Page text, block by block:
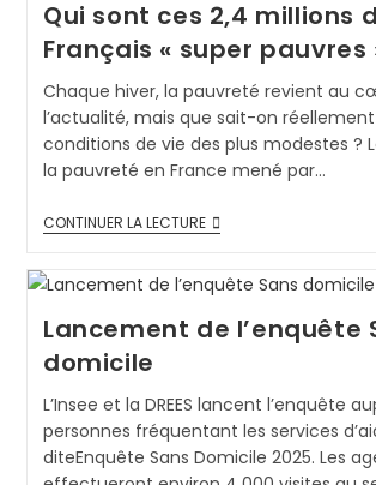
Qui sont ces 2,4 millions
Français « super pauvres
Chaque hiver, la pauvreté revient au
l’actualité, mais que sait-on
conditions de vie des plus modestes ?
la pauvreté en France mené par…
CONTINUER LA LECTURE
Lancement de l’enquête
domicile
L’Insee et la DREES lancent l’enquête
personnes fréquentant les services
diteEnquête Sans Domicile 2025. Les